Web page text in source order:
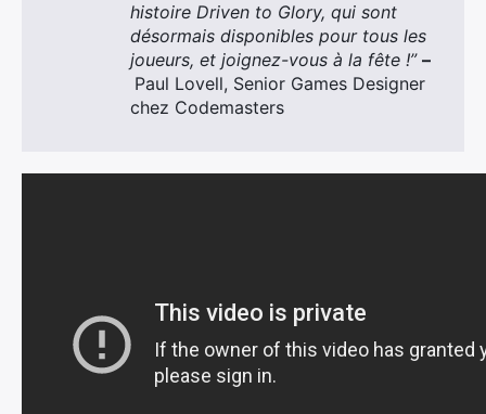
histoire Driven to Glory, qui sont
désormais disponibles pour tous les
joueurs, et joignez-vous à la fête !” –
Paul Lovell, Senior Games Designer
chez Codemasters